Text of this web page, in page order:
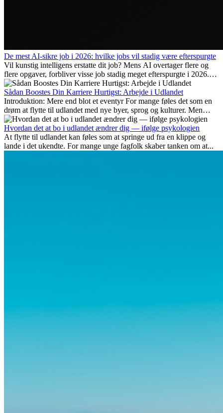
De mest AI-sikre job i 2026: hvilke jobs vil stadig være efterspurgte
Vil kunstig intelligens erstatte dit job? Mens AI overtager flere og
flere opgaver, forbliver visse job stadig meget efterspurgte i 2026.
Her gennemgår vi hvilke typer arbejde der anses som mest
fremtidssikre, hvilke kompetencer der vil være vigtige på lang sigt,
og hvorfor mange af disse jobs også giver attraktive
karrieremuligheder i udlandet.
Sådan Boostes Din Karriere Hurtigst: Arbejde i Udlandet
Introduktion: Mere end blot et eventyr For mange føles det som en
drøm at flytte til udlandet med nye byer, sprog og kulturer. Men
udover spændingen ved...
Hvordan det at bo i udlandet ændrer dig — ifølge psykologien
At flytte til udlandet kan føles som at springe ud fra en klippe og
lande i det ukendte. For mange unge fagfolk skaber tanken om at...